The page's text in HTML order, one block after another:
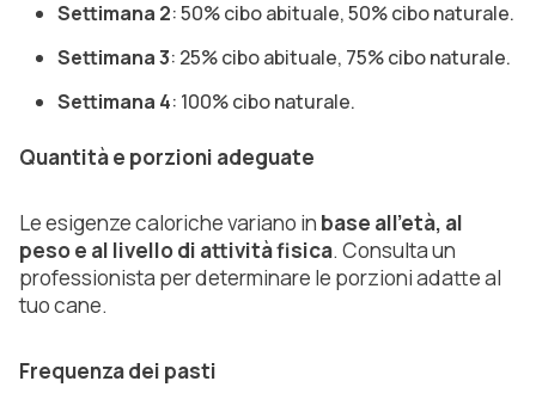
Settimana 2: 50% cibo abituale, 50% cibo naturale.
Settimana 3: 25% cibo abituale, 75% cibo naturale.
Settimana 4: 100% cibo naturale.
Quantità e porzioni adeguate
Le esigenze caloriche variano in base all'età, al
peso e al livello di attività fisica. Consulta un
professionista per determinare le porzioni adatte al
tuo cane.
Frequenza dei pasti